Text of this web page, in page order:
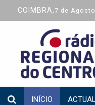
COIMBRA, 7 de
INÍCIO